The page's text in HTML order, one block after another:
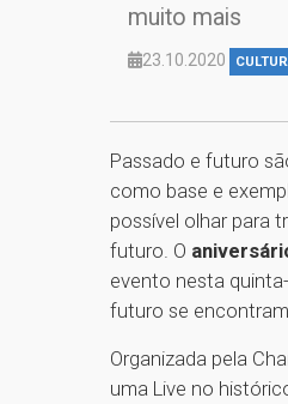
muito mais
23.10.2020
Passado e futuro
como base e
possível olhar para
futuro. O
evento nesta
futuro se
Organizada pela
uma Live no